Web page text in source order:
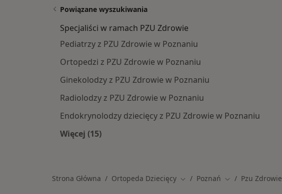
Powiązane wyszukiwania
Specjaliści w ramach PZU Zdrowie
Pediatrzy z PZU Zdrowie w Poznaniu
Ortopedzi z PZU Zdrowie w Poznaniu
Ginekolodzy z PZU Zdrowie w Poznaniu
Radiolodzy z PZU Zdrowie w Poznaniu
Endokrynolodzy dziecięcy z PZU Zdrowie w Poznaniu
Więcej (15)
Strona Główna Ortopeda Dziecięcy Zmień miasto
Poznań Zmień miasto
Pzu Zdrowie